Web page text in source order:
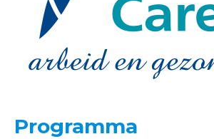
Programma